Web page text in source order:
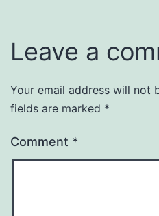
Leave a
Your email address will not
fields are marked *
Comment *